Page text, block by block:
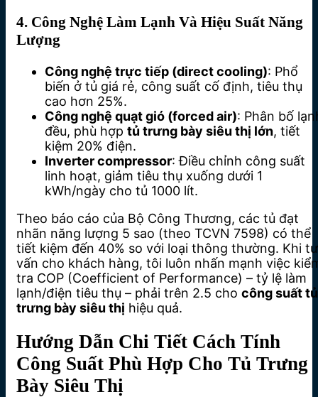
4. Công Nghệ Làm Lạnh Và Hiệu Suất Năng
Lượng
Công nghệ trực tiếp (direct cooling): Phổ
biến ở tủ giá rẻ, công suất cố định, tiêu thụ
cao hơn 25%.
Công nghệ quạt gió (forced air): Phân bố
đều, phù hợp tủ trưng bày siêu thị lớn, tiết
kiệm 20% điện.
Inverter compressor: Điều chỉnh công suất
linh hoạt, giảm tiêu thụ xuống dưới 1
kWh/ngày cho tủ 1000 lít.
Theo báo cáo của Bộ Công Thương, các tủ đạt
nhãn năng lượng 5 sao (theo TCVN 7598) có thể
tiết kiệm đến 40% so với loại thông thường. Khi tư
vấn cho khách hàng, tôi luôn nhấn mạnh việc
tra COP (Coefficient of Performance) – tỷ lệ làm
lạnh/điện tiêu thụ – phải trên 2.5 cho công suất tủ
trưng bày siêu thị hiệu quả.
Hướng Dẫn Chi Tiết Cách Tính
Công Suất Phù Hợp Cho Tủ Trưng
Bày Siêu Thị